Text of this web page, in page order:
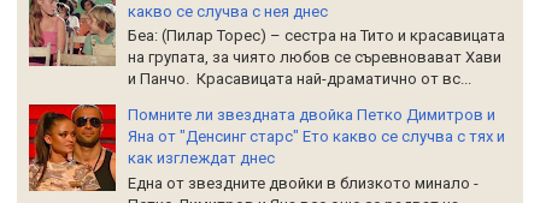
какво се случва с нея днес
Беа: (Пилар Торес) – сестра на Тито и красавицата
на групата, за чиято любов се съревновават Хави
и Панчо. Красавицата най-драматично от вс...
Помните ли звездната двойка Петко Димитров и
Яна от "Денсинг старс" Ето какво се случва с тях и
как изглеждат днес
Една от звездните двойки в близкото минало -